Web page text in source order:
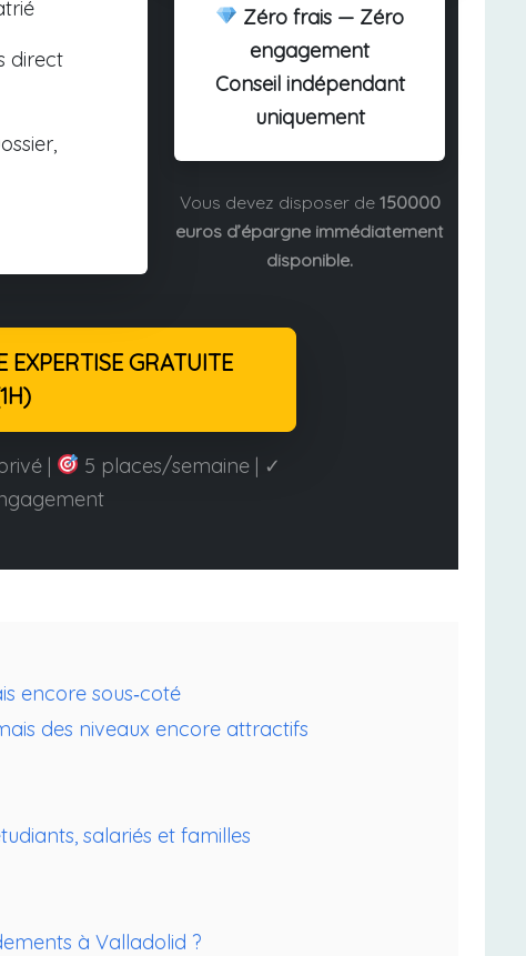
direct
Zéro frais — Zéro
engagement
Conseil indépendant
uniquement
Vous devez disposer de 150000
euros d’épargne immédiatement
disponible.
EXPERTISE GRATUITE
|
5 places/semaine | ✓
encore sous‑coté
des niveaux encore attractifs
salariés et familles
à Valladolid ?